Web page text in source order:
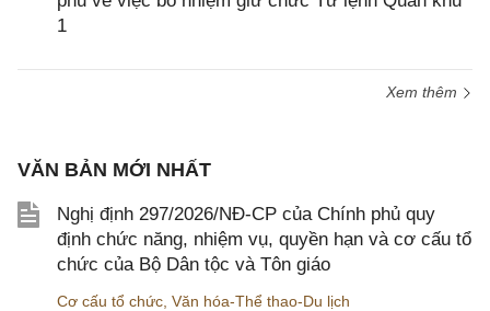
1
Xem thêm
VĂN BẢN MỚI NHẤT
Nghị định 297/2026/NĐ-CP của Chính phủ quy
định chức năng, nhiệm vụ, quyền hạn và cơ cấu tổ
chức của Bộ Dân tộc và Tôn giáo
Cơ cấu tổ chức Văn hóa-Thể thao-Du lịch